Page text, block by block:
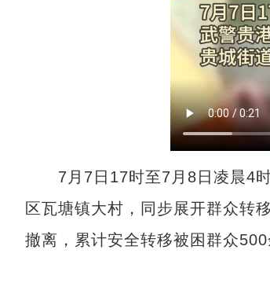
7月7日17时至7月8日凌晨4时
区瓦塘镇大村，同步展开群众转
撤离，累计安全转移被困群众